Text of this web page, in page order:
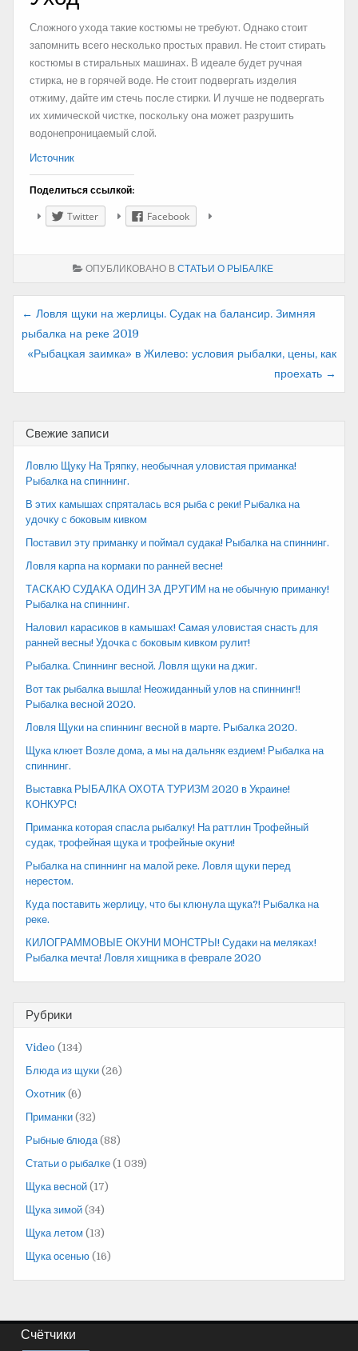
Сложного ухода такие костюмы не требуют. Однако стоит
запомнить всего несколько простых правил. Не стоит стирать
костюмы в стиральных машинах. В идеале будет ручная
стирка, не в горячей воде. Не стоит подвергать изделия
отжиму, дайте им стечь после стирки. И лучше не подвергать
их химической чистке, поскольку она может разрушить
водонепроницаемый слой.
Источник
Поделиться ссылкой:
Twitter Facebook
ОПУБЛИКОВАНО В СТАТЬИ О РЫБАЛКЕ
Навигация
по
записям
← Ловля щуки на жерлицы. Судак на балансир. Зимняя
рыбалка на реке 2019
«Рыбацкая заимка» в Жилево: условия рыбалки, цены, как
проехать →
Свежие записи
Ловлю Щуку На Тряпку, необычная уловистая приманка!
Рыбалка на спиннинг.
В этих камышах спряталась вся рыба с реки! Рыбалка на
удочку с боковым кивком
Поставил эту приманку и поймал судака! Рыбалка на спиннинг.
Ловля карпа на кормаки по ранней весне!
ТАСКАЮ СУДАКА ОДИН ЗА ДРУГИМ на не обычную приманку!
Рыбалка на спиннинг.
Наловил карасиков в камышах! Самая уловистая снасть для
ранней весны! Удочка с боковым кивком рулит!
Рыбалка. Спиннинг весной. Ловля щуки на джиг.
Вот так рыбалка вышла! Неожиданный улов на спиннинг!!
Рыбалка весной 2020.
Ловля Щуки на спиннинг весной в марте. Рыбалка 2020.
Щука клюет Возле дома, а мы на дальняк ездием! Рыбалка на
спиннинг.
Выставка РЫБАЛКА ОХОТА ТУРИЗМ 2020 в Украине!
КОНКУРС!
Приманка которая спасла рыбалку! На раттлин Трофейный
судак, трофейная щука и трофейные окуни!
Рыбалка на спиннинг на малой реке. Ловля щуки перед
нерестом.
Куда поставить жерлицу, что бы клюнула щука?! Рыбалка на
реке.
КИЛОГРАММОВЫЕ ОКУНИ МОНСТРЫ! Судаки на меляках!
Рыбалка мечта! Ловля хищника в феврале 2020
Рубрики
Video (134)
Блюда из щуки (26)
Охотник (6)
Приманки (32)
Рыбные блюда (88)
Статьи о рыбалке (1 039)
Щука весной (17)
Щука зимой (34)
Щука летом (13)
Щука осенью (16)
Счётчики